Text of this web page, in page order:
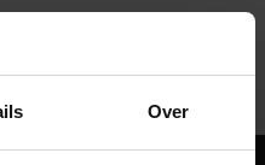
Over